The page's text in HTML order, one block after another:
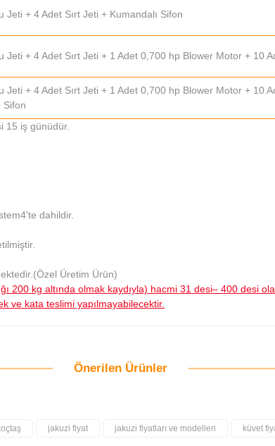
+ 4 Adet Sırt Jeti + Kumandalı Sifon
+ 4 Adet Sırt Jeti + 1 Adet 0,700 hp Blower Motor + 10
+ 4 Adet Sırt Jeti + 1 Adet 0,700 hp Blower Motor + 10
Sifon
15 iş günüdür.
dahildir.
Üretim Ürün)
200 kg altında olmak kaydıyla) hacmi 31 desi– 400 desi
ve kata teslimi yapılmayabilecektir.
Bu ürüne ilk yorumu siz yapın!
Önerilen Ürünler
jakuzi fiyat jakuzi fiyatları ve modelleri küvet